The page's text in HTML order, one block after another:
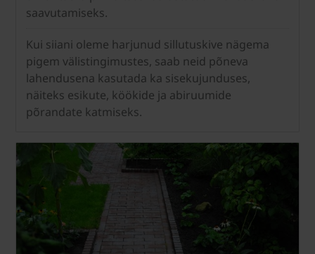
saavutamiseks.
Kui siiani oleme harjunud sillutuskive nägema
pigem välistingimustes, saab neid põneva
lahendusena kasutada ka sisekujunduses,
näiteks esikute, köökide ja abiruumide
põrandate katmiseks.